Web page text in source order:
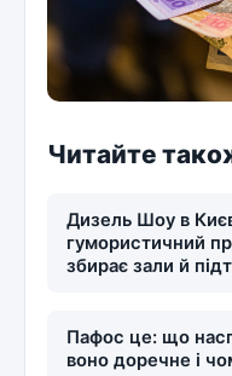
Читайте
Дизель Шоу в
гумористичний
збирає зали й
Пафос це: що
воно доречне і